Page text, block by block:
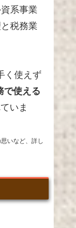
系事業
税務業
く使えず
で使える
いま
いなど、詳し